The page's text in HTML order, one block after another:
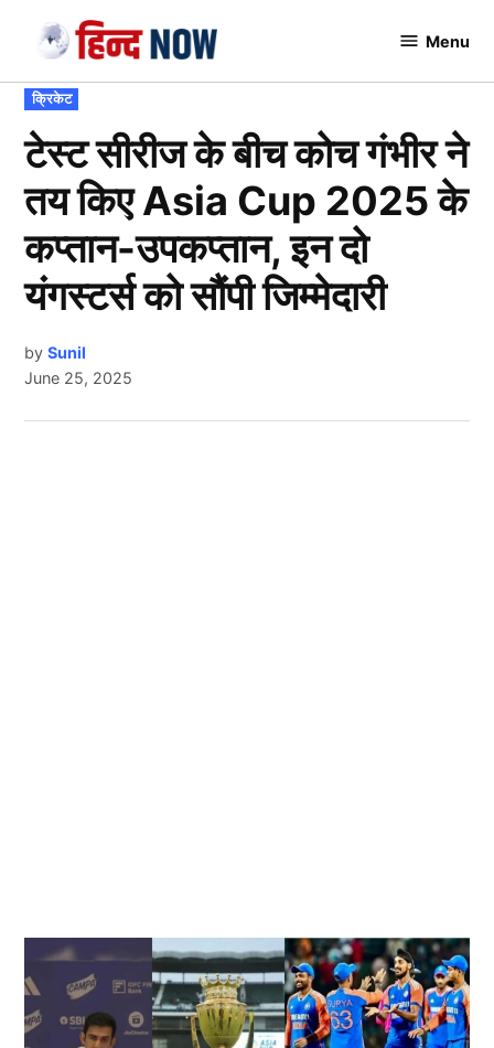
content
Menu
POSTED
IN
क्रिकेट
टेस्ट सीरीज के बीच कोच गंभीर ने
तय किए Asia Cup 2025 के
कप्तान-उपकप्तान, इन दो
यंगस्टर्स को सौंपी जिम्मेदारी
by Sunil
June 25, 2025